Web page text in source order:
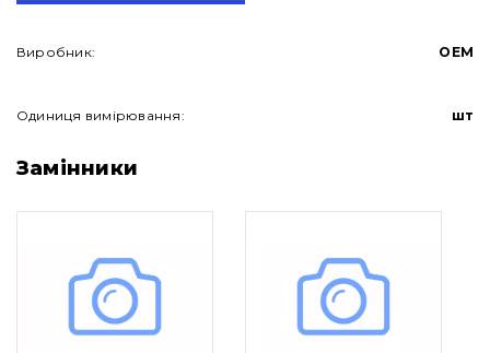
Про нас
Вакансії
Виробник: OEM
Одиниця вимірювання: шт
Замінники